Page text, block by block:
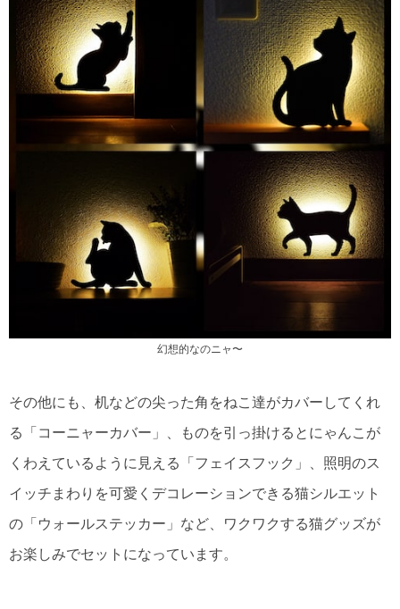
幻想的なのニャ〜
その他にも、机などの尖った角をねこ達がカバーしてくれ
る「コーニャーカバー」、ものを引っ掛けるとにゃんこが
くわえているように見える「フェイスフック」、照明のス
イッチまわりを可愛くデコレーションできる猫シルエット
の「ウォールステッカー」など、ワクワクする猫グッズが
お楽しみでセットになっています。